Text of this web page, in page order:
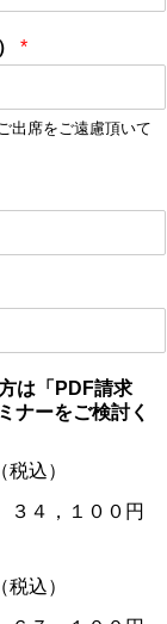
*
出席をご遠慮頂いて
は「PDF請求
ナーをご検討く
込）
４，１００円
込）